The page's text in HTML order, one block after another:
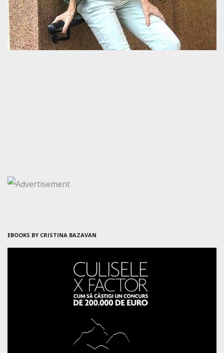
EBOOKS BY CRISTINA BAZAVAN